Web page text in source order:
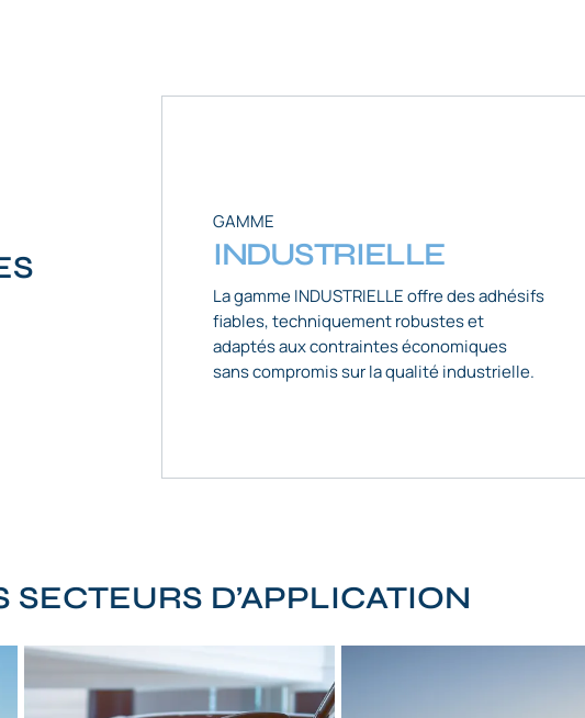
GAMME
INDUSTRIELLE
La gamme INDUSTRIELLE offre des adhésifs
fiables, techniquement robustes et
adaptés aux contraintes économiques
sans compromis sur la qualité industrielle.
D’APPLICATION